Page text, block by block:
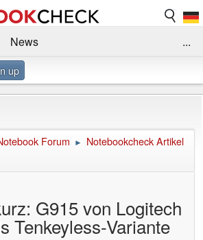
News
...
up
Forum ► Notebookcheck Artikel
G915 von Logitech
Tenkeyless-Variante